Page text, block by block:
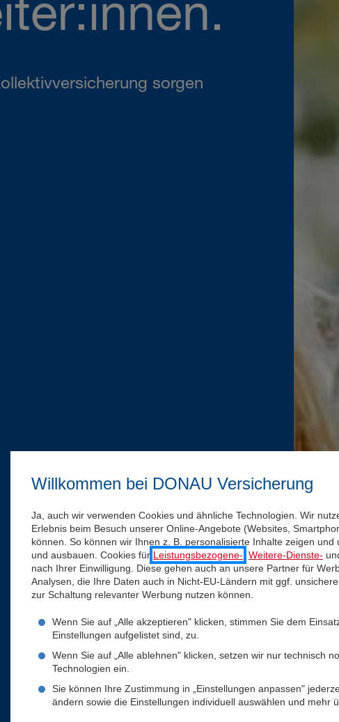
Willkommen bei DONAU Versicherung
Ja, auch wir verwenden Cookies und ähnliche Technologien. Wir
Erlebnis beim Besuch unserer Online-Angebote (Websites,
können. So können wir Ihnen z. B. personalisierte Inhalte zeigen
und ausbauen. Cookies für Leistungsbezogene- Weitere-Dienste-
nach Ihrer Einwilligung. Diese gehen auch an unsere Partner für
Analysen, die Ihre Daten auch in Nicht-EU-Ländern mit ggf.
zur Schaltung relevanter Werbung nutzen können.
Wenn Sie auf „Alle akzeptieren" klicken, stimmen Sie dem
Einstellungen aufgelistet sind, zu.
Wenn Sie auf „Alle ablehnen" klicken, setzen wir nur technisch
Technologien ein.
Sie können Ihre Zustimmung in „Einstellungen anpassen"
ändern sowie die Einstellungen individuell auswählen und mehr
sorgen